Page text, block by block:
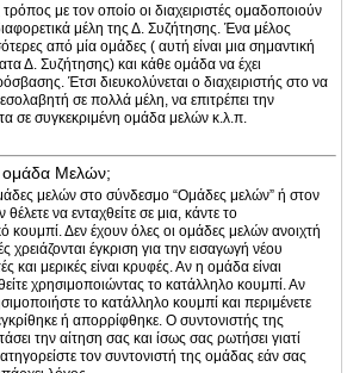
με τον οποίο οι διαχειριστές ομαδοποιούν
μέλη της Δ. Συζήτησης. Ένα μέλος
από μία ομάδες ( αυτή είναι μια σημαντική
Δ. Συζήτησης) και κάθε ομάδα να έχει
Έτσι διευκολύνεται ο διαχειριστής στο να
σε πολλά μέλη, να επιτρέπει την
σε συγκεκριμένη ομάδα μελών κ.λ.π.
ομάδα Μελών;
μελών στο σύνδεσμο “Ομάδες μελών” ή στον
να ενταχθείτε σε μια, κάντε το
κουμπί. Δεν έχουν όλες οι ομάδες μελών ανοιχτή
έγκριση για την εισαγωγή νέου
και μερικές είναι κρυφές. Αν η ομάδα είναι
χρησιμοποιώντας το κατάλληλο κουμπί. Αν
το κατάλληλο κουμπί και περιμένετε
ή απορρίφθηκε. Ο συντονιστής της
την αίτηση σας και ίσως σας ρωτήσει γιατί
τον συντονιστή της ομάδας εάν σας